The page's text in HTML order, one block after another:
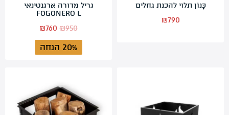
כָּנוֹן תלוי להכנת גחלים
₪790
גריל מדורה ארגנטינאי
FOGONERO L
₪950
המחיר
המקורי
היה:
₪760
הנוכחי
20% הנחה